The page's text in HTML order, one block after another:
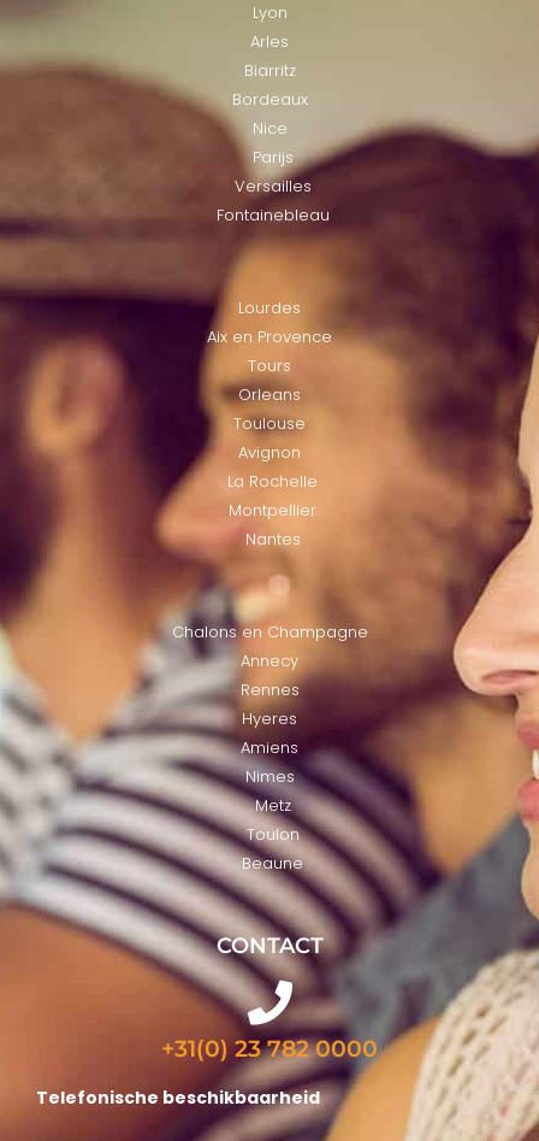
Lyon
Arles
Biarritz
Bordeaux
Nice
Parijs
Versailles
Fontainebleau
LOCATIES
Lourdes
Aix en Provence
Tours
Orleans
Toulouse
Avignon
La Rochelle
Montpellier
Nantes
LOCATIES
Chalons en Champagne
Annecy
Rennes
Hyeres
Amiens
Nimes
Metz
Toulon
Beaune
CONTACT
+31(0) 23 782 0000
Telefonische beschikbaarheid